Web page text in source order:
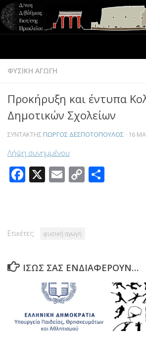
ΦΥΣΙΚΗ ΑΓΩΓΗ
Προκήρυξη και έντυπα
Δημοτικών Σχολείων
ΣΥΝΤΆΚΤΗΣ ΓΙΏΡΓΟΣ ΔΕΣΠΟΤΌΠΟΥΛΟΣ · 16
Λήψη συνημμένου
Facebook
X Email
Copy
Ετικέτες: φυσική αγωγή
ΊΣΩΣ ΣΑΣ ΕΝΔΙΑΦΈΡΟΥΝ…